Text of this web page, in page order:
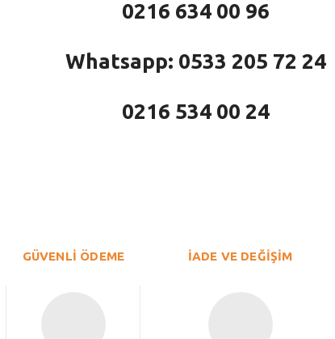
0216 634 00 96
Whatsapp: 0533 205 72 24
0216 534 00 24
GÜVENLİ ÖDEME İADE VE DEĞİŞİM